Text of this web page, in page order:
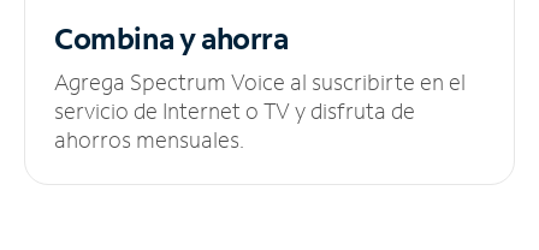
Combina y ahorra
Agrega Spectrum Voice al suscribirte en el
servicio de Internet o TV y disfruta de
ahorros mensuales.